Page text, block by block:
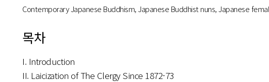
Contemporary Japanese Buddhism, Japanese Buddhist nuns, Japanese
목차
I. Introduction
II. Laicization of The Clergy Since 1872-73